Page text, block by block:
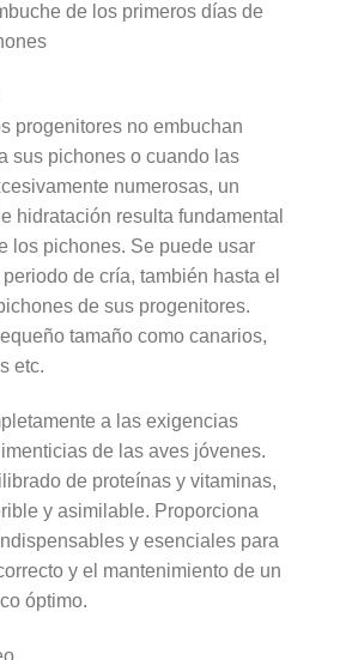
de los primeros días de
progenitores no embuchan
sus pichones o cuando las
numerosas, un
hidratación resulta fundamental
los pichones. Se puede usar
de cría, también hasta el
de sus progenitores.
tamaño como canarios,
etc.
a las exigencias
de las aves jóvenes.
de proteínas y vitaminas,
y asimilable. Proporciona
y esenciales para
y el mantenimiento de un
óptimo.